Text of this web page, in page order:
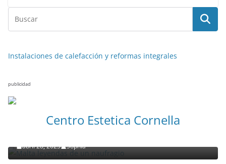
Instalaciones de calefacción y reformas integrales
publicidad
Centro Estetica Cornella
abril 28, 2023 Sophia